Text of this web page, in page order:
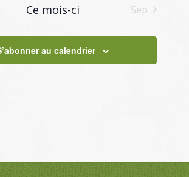
Ce mois-ci Sep
au calendrier